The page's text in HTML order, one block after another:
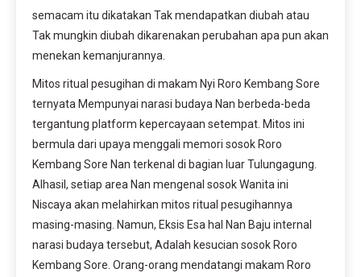
semacam itu dikatakan Tak mendapatkan diubah atau
Tak mungkin diubah dikarenakan perubahan apa pun akan
menekan kemanjurannya.
Mitos ritual pesugihan di makam Nyi Roro Kembang Sore
ternyata Mempunyai narasi budaya Nan berbeda-beda
tergantung platform kepercayaan setempat. Mitos ini
bermula dari upaya menggali memori sosok Roro
Kembang Sore Nan terkenal di bagian luar Tulungagung.
Alhasil, setiap area Nan mengenal sosok Wanita ini
Niscaya akan melahirkan mitos ritual pesugihannya
masing-masing. Namun, Eksis Esa hal Nan Baju internal
narasi budaya tersebut, Adalah kesucian sosok Roro
Kembang Sore. Orang-orang mendatangi makam Roro